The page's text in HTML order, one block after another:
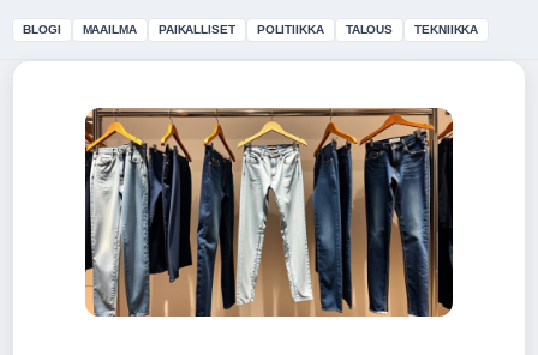
BLOGI MAAILMA PAIKALLISET POLITIIKKA TALOUS TEKNIIKKA